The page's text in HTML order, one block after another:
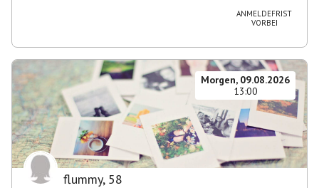
ANMELDEFRIST
VORBEI
Morgen, 09.08.2026
13:00
flummy, 58